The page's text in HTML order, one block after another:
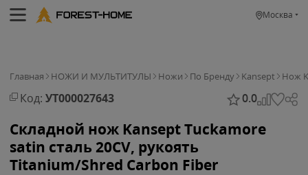
Москва
Главная НОЖИ И МУЛЬТИТУЛЫ Ножи По Бренду Kansept Нож
Код: УТ000027643 0.0
Складной нож Kansept Tuckamore
satin сталь 20CV, рукоять
Titanium/Shred Carbon Fiber